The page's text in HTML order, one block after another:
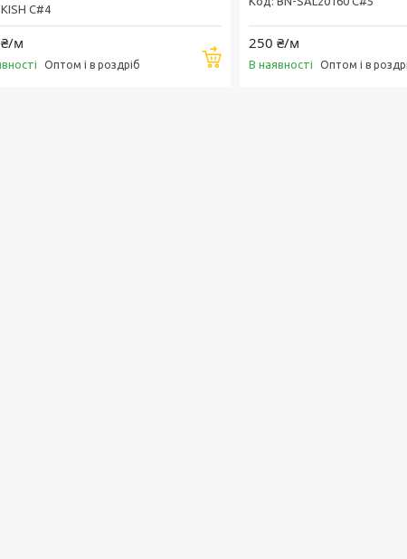
KISH C#4
м
Оптом і в роздріб Купити
250 ₴/м
В наявності Оптом і в